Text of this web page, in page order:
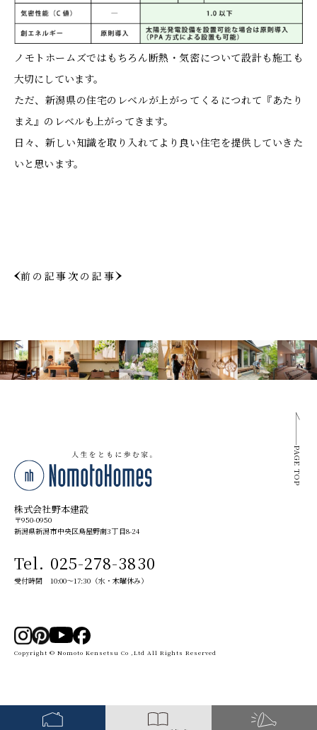
ノモトホームズではもちろん断熱・気密について設計も施工も
大切にしています。
ただ、新潟県の住宅のレベルが上がってくるにつれて『あたり
まえ』のレベルも上がってきます。
日々、新しい知識を取り入れてより良い住宅を提供していきた
いと思います。
前の記事次の記事
株式会社野本建設
〒950-0950
新潟県新潟市中央区鳥屋野南3丁目8-24
Tel. 025-278-3830
受付時間 10:00～17:30（水・木曜休み）
Copyright © Nomoto Kensetsu Co ,Ltd All Rights Reserved
PAGE TOP